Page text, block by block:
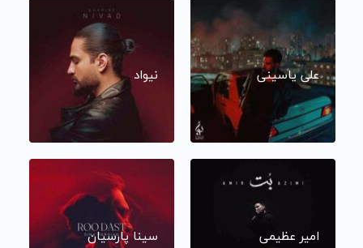
علی یاسینی نیواد
امیر عظیمی سینا پارسیان